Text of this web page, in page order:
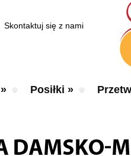
Skontaktuj się z nami
» Posiłki »